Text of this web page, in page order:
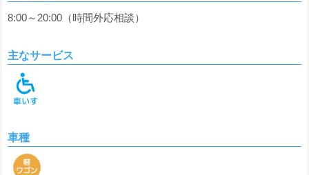
8:00～20:00（時間外応相談）
主なサービス
車種